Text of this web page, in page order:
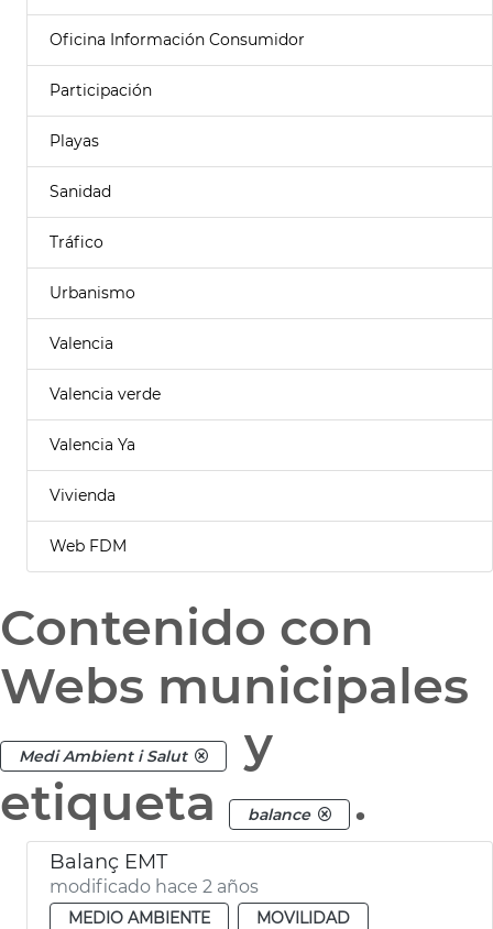
Oficina Información Consumidor
Participación
Playas
Sanidad
Tráfico
Urbanismo
Valencia
Valencia verde
Valencia Ya
Vivienda
Web FDM
Contenido con
Webs municipales
Medi Ambient i Salut
y
etiqueta
balance .
Balanç EMT
modificado hace 2 años
MEDIO AMBIENTE
MOVILIDAD